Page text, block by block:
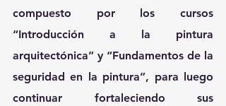
compuesto por los cursos
“Introducción a la pintura
arquitectónica” y “Fundamentos de la
seguridad en la pintura”, para luego
continuar fortaleciendo sus